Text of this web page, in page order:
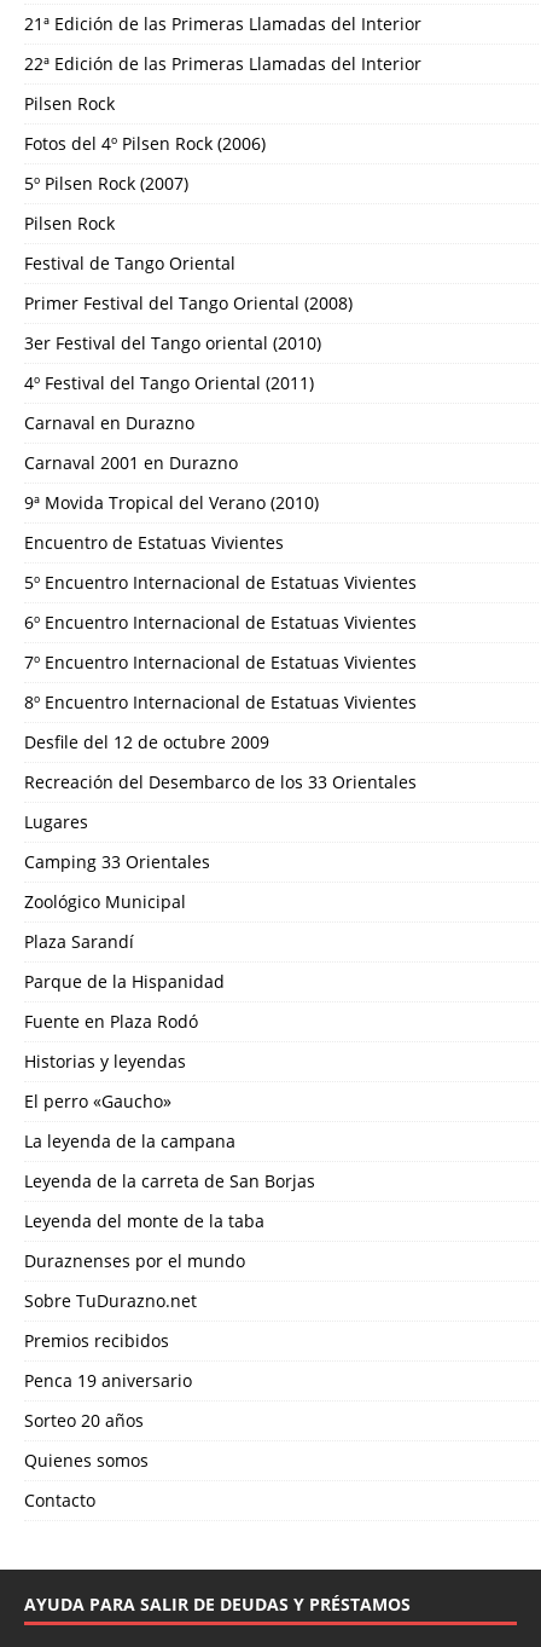
21ª Edición de las Primeras Llamadas del Interior
22ª Edición de las Primeras Llamadas del Interior
Pilsen Rock
Fotos del 4º Pilsen Rock (2006)
5º Pilsen Rock (2007)
Pilsen Rock
Festival de Tango Oriental
Primer Festival del Tango Oriental (2008)
3er Festival del Tango oriental (2010)
4º Festival del Tango Oriental (2011)
Carnaval en Durazno
Carnaval 2001 en Durazno
9ª Movida Tropical del Verano (2010)
Encuentro de Estatuas Vivientes
5º Encuentro Internacional de Estatuas Vivientes
6º Encuentro Internacional de Estatuas Vivientes
7º Encuentro Internacional de Estatuas Vivientes
8º Encuentro Internacional de Estatuas Vivientes
Desfile del 12 de octubre 2009
Recreación del Desembarco de los 33 Orientales
Lugares
Camping 33 Orientales
Zoológico Municipal
Plaza Sarandí
Parque de la Hispanidad
Fuente en Plaza Rodó
Historias y leyendas
El perro «Gaucho»
La leyenda de la campana
Leyenda de la carreta de San Borjas
Leyenda del monte de la taba
Duraznenses por el mundo
Sobre TuDurazno.net
Premios recibidos
Penca 19 aniversario
Sorteo 20 años
Quienes somos
Contacto
AYUDA PARA SALIR DE DEUDAS Y PRÉSTAMOS